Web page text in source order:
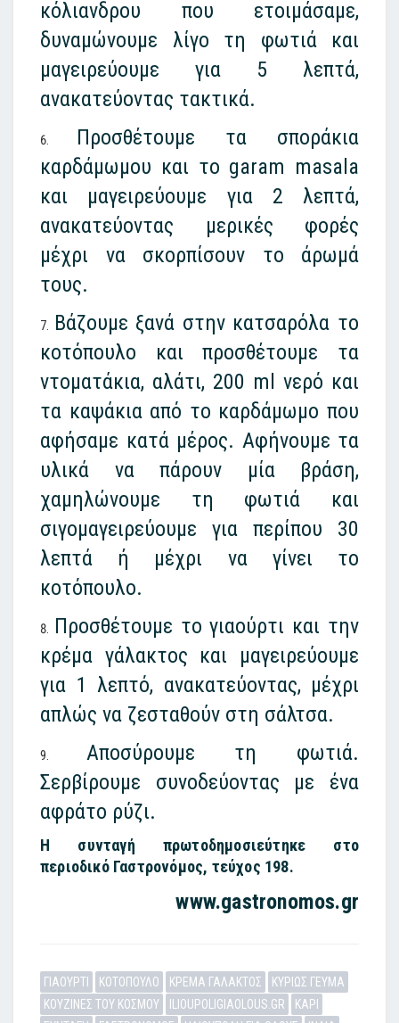
κόλιανδρου που ετοιμάσαμε,
δυναμώνουμε λίγο τη φωτιά και
μαγειρεύουμε για 5 λεπτά,
ανακατεύοντας τακτικά.
Προσθέτουμε τα σποράκια
καρδάμωμου και το garam masala
και μαγειρεύουμε για 2 λεπτά,
ανακατεύοντας μερικές φορές
μέχρι να σκορπίσουν το άρωμά
τους.
Βάζουμε ξανά στην κατσαρόλα το
κοτόπουλο και προσθέτουμε τα
ντοματάκια, αλάτι, 200 ml νερό και
τα καψάκια από το καρδάμωμο που
αφήσαμε κατά μέρος. Αφήνουμε τα
υλικά να πάρουν μία βράση,
χαμηλώνουμε τη φωτιά και
σιγομαγειρεύουμε για περίπου 30
λεπτά ή μέχρι να γίνει το
κοτόπουλο.
Προσθέτουμε το γιαούρτι και την
κρέμα γάλακτος και μαγειρεύουμε
για 1 λεπτό, ανακατεύοντας, μέχρι
απλώς να ζεσταθούν στη σάλτσα.
Αποσύρουμε τη φωτιά.
Σερβίρουμε συνοδεύοντας με ένα
αφράτο ρύζι.
Η συνταγή πρωτοδημοσιεύτηκε στο
περιοδικό Γαστρονόμος, τεύχος 198.
www.gastronomos.gr
ΓΙΑΟΥΡΤΙ ΚΟΤΟΠΟΥΛΟ ΚΡΕΜΑ ΓΑΛΑΚΤΟΣ
ΚΥΡΙΩΣ ΓΕΥΜΑ
ΚΟΥΖΙΝΕΣ ΤΟΥ ΚΟΣΜΟΥ
ILIOUPOLIGIAOLOUS.GR
ΚΑΡΙ